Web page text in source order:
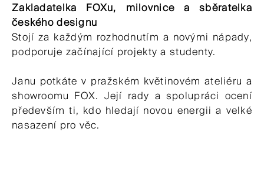
Zakladatelka FOXu, milovnice a sběratelka
českého designu
Stojí za každým rozhodnutím a novými nápady,
podporuje začínající projekty a studenty.
Janu potkáte v pražském květinovém ateliéru a
showroomu FOX. Její rady a spolupráci ocení
především ti, kdo hledají novou energii a velké
nasazení pro věc.